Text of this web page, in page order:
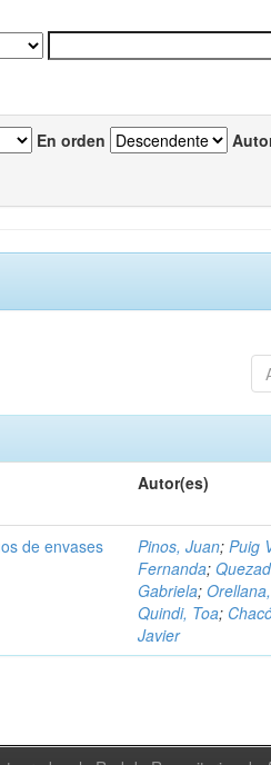
En orden
Autor(es)
de envases
Pinos, Juan;Puig
Fernanda;
Gabriela;
Quindi, Toa;
Javier